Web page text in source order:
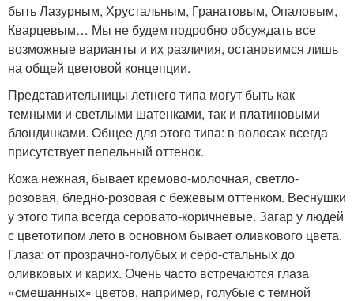
быть Лазурным, Хрустальным, Гранатовым, Опаловым,
Кварцевым… Мы не будем подробно обсуждать все
возможные варианты и их различия, остановимся лишь
на общей цветовой концепции.
Представительницы летнего типа могут быть как
темными и светлыми шатенками, так и платиновыми
блондинками. Общее для этого типа: в волосах всегда
присутствует пепельный оттенок.
Кожа нежная, бывает кремово-молочная, светло-
розовая, бледно-розовая с бежевым оттенком. Веснушки
у этого типа всегда серовато-коричневые. Загар у людей
с цветотипом лето в основном бывает оливкового цвета.
Глаза: от прозрачно-голубых и серо-стальных до
оливковых и карих. Очень часто встречаются глаза
«смешанных» цветов, например, голубые с темной